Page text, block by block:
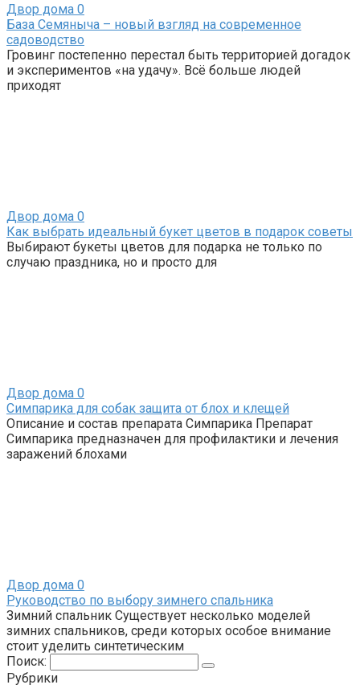
Двор дома 0
База Семяныча – новый взгляд на современное
садоводство
Гровинг постепенно перестал быть территорией догадок
и экспериментов «на удачу». Всё больше людей
приходят
Двор дома 0
Как выбрать идеальный букет цветов в подарок советы
Выбирают букеты цветов для подарка не только по
случаю праздника, но и просто для
Двор дома 0
Симпарика для собак защита от блох и клещей
Описание и состав препарата Симпарика Препарат
Симпарика предназначен для профилактики и лечения
заражений блохами
Двор дома 0
Руководство по выбору зимнего спальника
Зимний спальник Существует несколько моделей
зимних спальников, среди которых особое внимание
стоит уделить синтетическим
Поиск:
Рубрики